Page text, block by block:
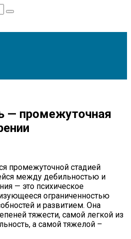
— промежуточная
промежуточной стадией
между дебильностью и
— это психическое
ограниченностью
и развитием. Она
тяжести, самой легкой из
а самой тяжелой –